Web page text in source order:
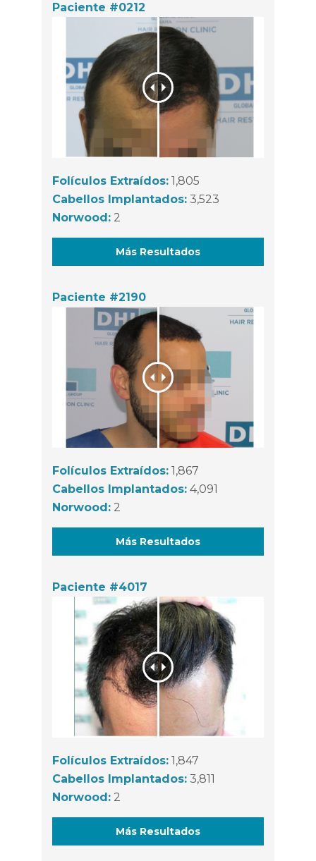
Paciente #0212
Folículos Extraídos: 1,805
Cabellos Implantados: 3,523
Norwood: 2
Más Resultados
Paciente #2190
Folículos Extraídos: 1,867
Cabellos Implantados: 4,091
Norwood: 2
Más Resultados
Paciente #4017
Folículos Extraídos: 1,847
Cabellos Implantados: 3,811
Norwood: 2
Más Resultados